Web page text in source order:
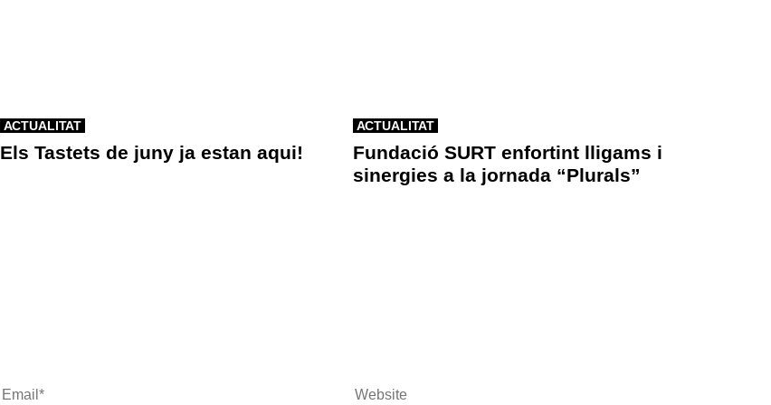
ACTUALITAT
Els Tastets de juny ja estan aqui!
ACTUALITAT
Fundació SURT enfortint lligams i
sinergies a la jornada “Plurals”